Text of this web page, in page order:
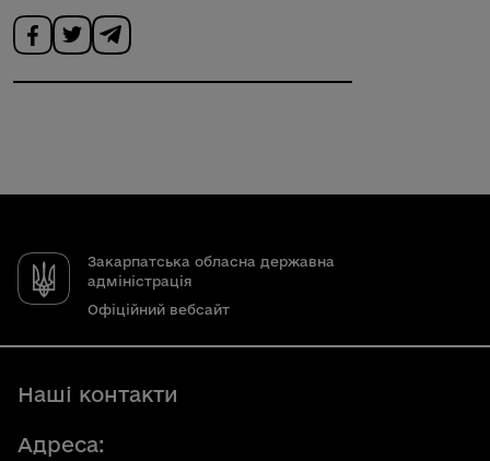
Закарпатська обласна державна
адміністрація
Офіційний вебсайт
Наші контакти
Адреса: